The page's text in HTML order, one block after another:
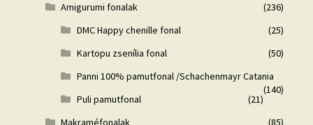
Amigurumi fonalak
(236)
DMC Happy chenille fonal
(25)
Kartopu zsenília fonal
(50)
Panni 100% pamutfonal /Schachenmayr Catania
(140)
Puli pamutfonal
(21)
Makraméfonalak
(85)